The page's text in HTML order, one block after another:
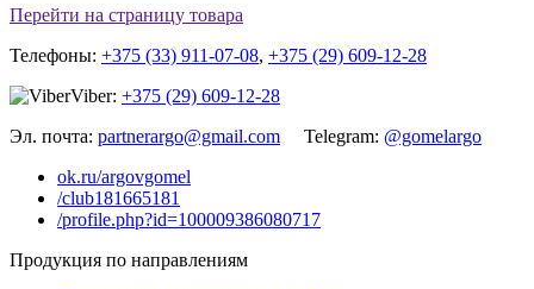
Перейти на страницу товара
Телефоны: +375 (33) 911-07-08, +375 (29) 609-12-28
Viber: +375 (29) 609-12-28
Эл. почта: partnerargo@gmail.com Telegram: @gomelargo
ok.ru/argovgomel
/club181665181
/profile.php?id=100009386080717
Продукция по направлениям